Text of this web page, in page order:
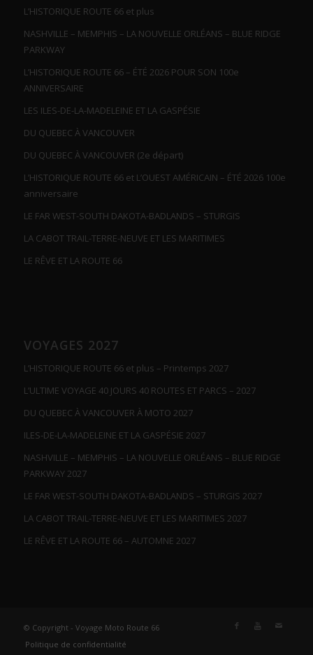
L’HISTORIQUE ROUTE 66 et plus
NASHVILLE – MEMPHIS – LA NOUVELLE ORLÉANS – BLUE RIDGE
PARKWAY
L’HISTORIQUE ROUTE 66 – ÉTÉ 2026 POUR SON 100e
ANNIVERSAIRE
LES ILES-DE-LA-MADELEINE ET LA GASPÉSIE
DU QUEBEC À VANCOUVER
DU QUEBEC À VANCOUVER (2e départ)
L’HISTORIQUE ROUTE 66 et L’OUEST AMÉRICAIN – ÉTÉ 2026 100e
anniversaire
LE FAR WEST-SOUTH DAKOTA-BADLANDS – STURGIS
LA CABOT TRAIL-TERRE-NEUVE ET LES MARITIMES
LE RÊVE ET LA ROUTE 66
VOYAGES 2027
L’HISTORIQUE ROUTE 66 et plus – Printemps 2027
L’ULTIME VOYAGE 40 JOURS 40 ROUTES ET PARCS – 2027
DU QUEBEC À VANCOUVER À MOTO 2027
ILES-DE-LA-MADELEINE ET LA GASPÉSIE 2027
NASHVILLE – MEMPHIS – LA NOUVELLE ORLÉANS – BLUE RIDGE
PARKWAY 2027
LE FAR WEST-SOUTH DAKOTA-BADLANDS – STURGIS 2027
LA CABOT TRAIL-TERRE-NEUVE ET LES MARITIMES 2027
LE RÊVE ET LA ROUTE 66 – AUTOMNE 2027
© Copyright - Voyage Moto Route 66
Politique de confidentialité